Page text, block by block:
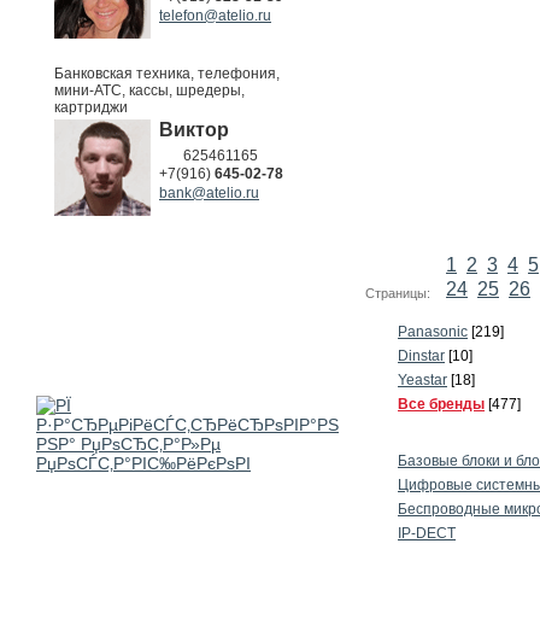
telefon@atelio.ru
Банковская техника, телефония,
мини-АТС, кассы, шредеры,
картриджи
Виктор
625461165
+7(916) 645-02-78
bank@atelio.ru
Страницы:
1 2 3 4 5
24 25 26
Panasonic [219]
Dinstar [10]
Yeastar [18]
Все бренды [477]
Базовые блоки и
Цифровые
Беспроводные
IP-DECT